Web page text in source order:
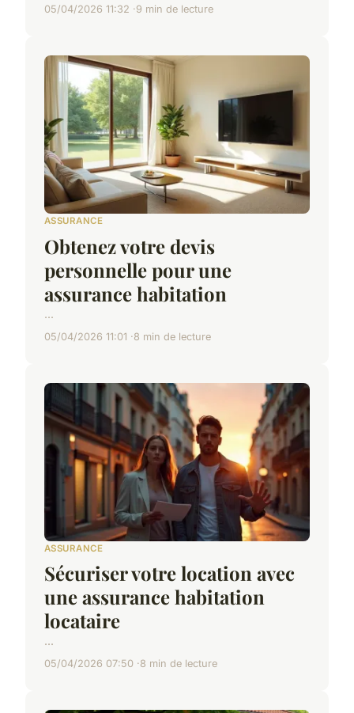
05/04/2026 11:32 9 min de lecture
ASSURANCE
Obtenez votre devis
personnelle pour une
assurance habitation
...
05/04/2026 11:01 8 min de lecture
ASSURANCE
Sécuriser votre location avec
une assurance habitation
locataire
...
05/04/2026 07:50 8 min de lecture